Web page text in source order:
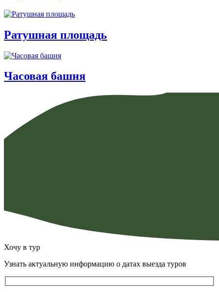
Ратушная площадь
Часовая башня
Хочу в тур
Узнать актуальную информацию о датах выезда туров